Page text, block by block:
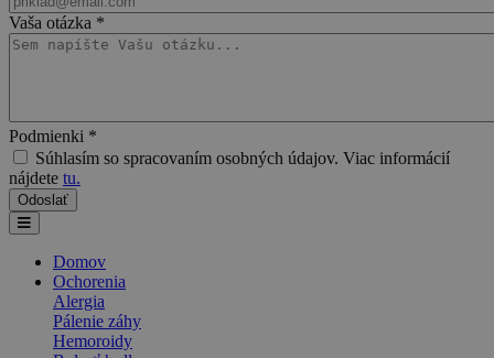
Vaša otázka *
Podmienki *
Súhlasím so spracovaním osobných údajov. Viac informácií
nájdete tu.
Domov
Ochorenia
Alergia
Pálenie záhy
Hemoroidy